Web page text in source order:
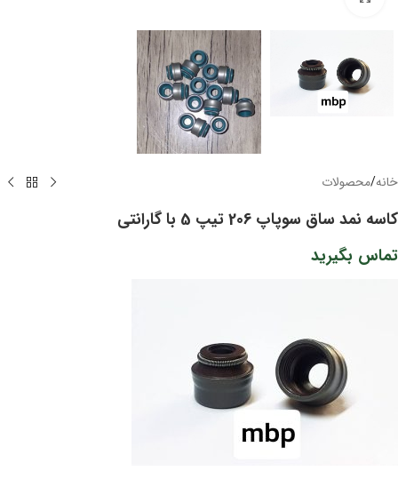
خانه/محصولات
کاسه نمد ساق سوپاپ 206 تیپ 5 با گارانتی
تماس بگیرید